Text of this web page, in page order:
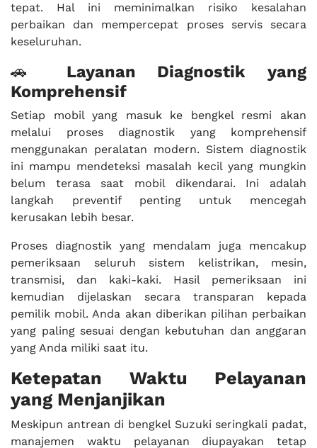
tepat. Hal ini meminimalkan risiko kesalahan
perbaikan dan mempercepat proses servis secara
keseluruhan.
🚗 Layanan Diagnostik yang
Komprehensif
Setiap mobil yang masuk ke bengkel resmi akan
melalui proses diagnostik yang komprehensif
menggunakan peralatan modern. Sistem diagnostik
ini mampu mendeteksi masalah kecil yang mungkin
belum terasa saat mobil dikendarai. Ini adalah
langkah preventif penting untuk mencegah
kerusakan lebih besar.
Proses diagnostik yang mendalam juga mencakup
pemeriksaan seluruh sistem kelistrikan, mesin,
transmisi, dan kaki-kaki. Hasil pemeriksaan ini
kemudian dijelaskan secara transparan kepada
pemilik mobil. Anda akan diberikan pilihan perbaikan
yang paling sesuai dengan kebutuhan dan anggaran
yang Anda miliki saat itu.
Ketepatan Waktu Pelayanan
yang Menjanjikan
Meskipun antrean di bengkel Suzuki seringkali padat,
manajemen waktu pelayanan diupayakan tetap